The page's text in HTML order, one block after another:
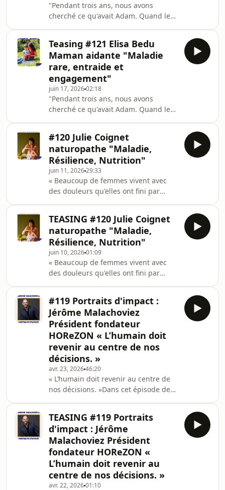
"Pendant trois ans, nous avons
cherché ce qu'avait Adam. Quand le
Adam commence la diversification
alimentaire, aucun aliment ne semble
passer. Les purées ressortent
systématiquement de sa bouche. La
pédiatre se veut rassurante : il faut
simplement essayer une autre
cuillère.Alors elisa bedu écoute. Elle
change de cuillère.
Teasing #121 Elisa Bedu
Maman aidante "Maladie
rare, entraide et
engagement"
juin 17, 202602:18
"Pendant trois ans, nous avons
cherché ce qu'avait Adam. Quand le
Adam commence la diversification
alimentaire, aucun aliment ne semble
passer. Les purées ressortent
systématiquement de sa bouche. La
pédiatre se veut rassurante : il faut
simplement essayer une autre
cuillère.Alors elisa bedu écoute. Elle
change de cuillère.
#120 Julie Coignet
naturopathe "Maladie,
Résilience, Nutrition"
juin 11, 202629:33
« Beaucoup de femmes vivent avec
des douleurs qu'elles ont fini par
Julie Coignet, naturopathe,
entrepreneuse et autrice.À la
naissance de son premier enfant,
alors qu'elle vient tout juste d'obtenir
son diplôme de naturopathie, sa vie
bascule avec le diagnostic d'une
maladie inflammatoire chronique de
l'intestin.Ce qui aurai
TEASING #120 Julie Coignet
naturopathe "Maladie,
Résilience, Nutrition"
juin 10, 202601:09
« Beaucoup de femmes vivent avec
des douleurs qu'elles ont fini par
Julie Coignet, naturopathe,
entrepreneuse et autrice.À la
naissance de son premier enfant,
alors qu'elle vient tout juste d'obtenir
son diplôme de naturopathie, sa vie
bascule avec le diagnostic d'une
maladie inflammatoire chronique de
l'intestin.Ce qui aurai
#119 Portraits d'impact :
Jérôme Malachoviez
Président fondateur
HOReZON « L’humain doit
revenir au centre de nos
décisions. »
avr. 23, 202646:20
« L’humain doit revenir au centre de
nos décisions. »Dans cet épisode de
dirigeant de l’ESN Horizon.Son
parcours n’a rien de linéaire, derrière
son aisance actuelle dans la
communication, il y a une histoire
plus intime que Jérôme nous partage.
Celle d’un jeune homme longtemps
freiné par la peur de s’exprimer,
TEASING #119 Portraits
d'impact : Jérôme
Malachoviez Président
fondateur HOReZON «
L’humain doit revenir au
centre de nos décisions. »
avr. 22, 202601:10